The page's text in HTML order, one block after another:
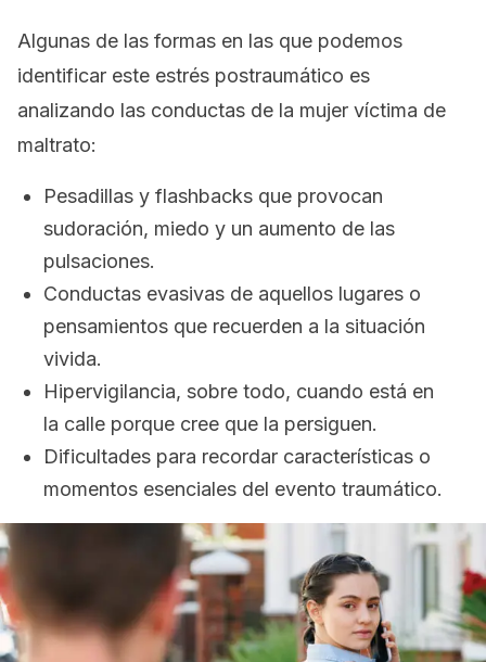
Algunas de las formas en las que podemos
identificar este estrés postraumático es
analizando las conductas de la mujer víctima de
maltrato:
Pesadillas y flashbacks que provocan
sudoración, miedo y un aumento de las
pulsaciones.
Conductas evasivas de aquellos lugares o
pensamientos que recuerden a la situación
vivida.
Hipervigilancia, sobre todo, cuando está en
la calle porque cree que la persiguen.
Dificultades para recordar características o
momentos esenciales del evento traumático.